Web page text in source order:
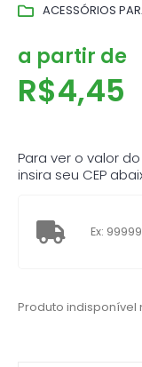
ACESSÓRIOS
a partir de
R$4,45
Para ver o valor
insira seu CEP
Produto indisponível